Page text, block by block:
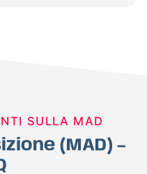
SULLA MAD
(MAD) –